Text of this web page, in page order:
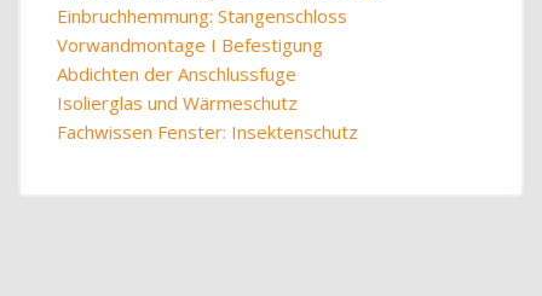
Einbruchhemmung: Stangenschloss
Vorwandmontage I Befestigung
Abdichten der Anschlussfuge
Isolierglas und Wärmeschutz
Fachwissen Fenster: Insektenschutz